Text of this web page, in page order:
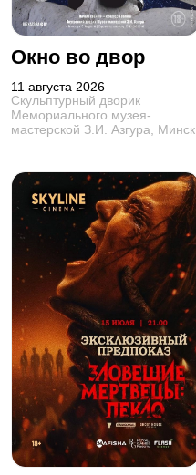
Окно во двор
11 августа 2026
Скульптурный дворик
Мемориального музея-
мастерской З.И. Азгура, Минск